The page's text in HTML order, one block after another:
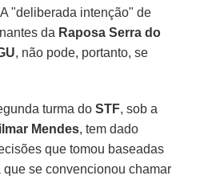
A "deliberada intenção" de
da Raposa Serra do
, não pode, portanto, se
turma doSTF, sob a
Mendes, tem dado
que tomou baseadas
se convencionou chamar